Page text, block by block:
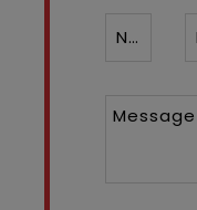
Nom*
Message